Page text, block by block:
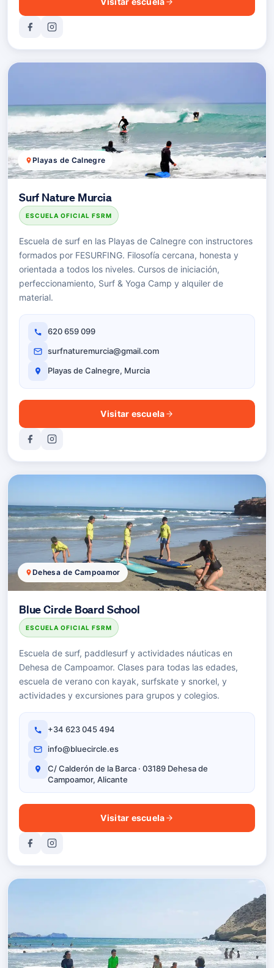
Playas de Calnegre
Surf Nature Murcia
ESCUELA OFICIAL FSRM
Escuela de surf en las Playas de Calnegre con instructores
formados por FESURFING. Filosofía cercana, honesta y
orientada a todos los niveles. Cursos de iniciación,
perfeccionamiento, Surf & Yoga Camp y alquiler de
material.
620 659 099
surfnaturemurcia@gmail.com
Playas de Calnegre, Murcia
Visitar escuela
Dehesa de Campoamor
Blue Circle Board School
ESCUELA OFICIAL FSRM
Escuela de surf, paddlesurf y actividades náuticas en
Dehesa de Campoamor. Clases para todas las edades,
escuela de verano con kayak, surfskate y snorkel, y
actividades y excursiones para grupos y colegios.
+34 623 045 494
info@bluecircle.es
C/ Calderón de la Barca · 03189 Dehesa de
Campoamor, Alicante
Visitar escuela